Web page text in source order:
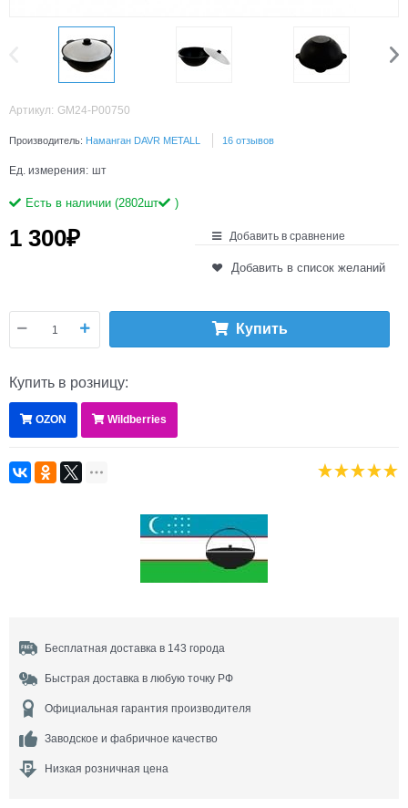
Артикул: GM24-P00750
Производитель: Наманган DAVR METALL 16 отзывов
Ед. измерения: шт
Есть в наличии (2802шт )
1 300₽ Добавить в сравнение
Добавить в список желаний
Купить
Купить в розницу:
OZON Wildberries
Бесплатная доставка в 143 города
Быстрая доставка в любую точку РФ
Официальная гарантия производителя
Заводское и фабричное качество
Низкая розничная цена